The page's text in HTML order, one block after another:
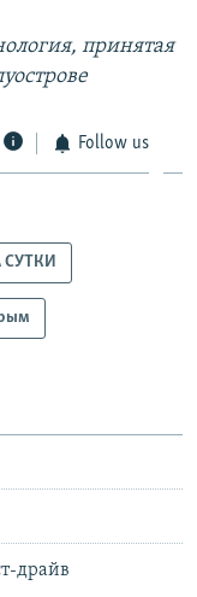
принятая
Follow us
СУТКИ
драйв